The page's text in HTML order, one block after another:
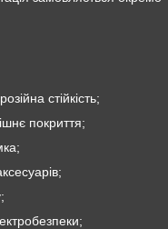
стійкість;
покриття;